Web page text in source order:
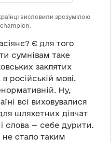
висловили зрозумілою
Є для того
сумнівам таке
заклятих
російській мові.
Ну,
всі виховувалися
шляхетних дівчат
слова — себе дурити.
стало таким